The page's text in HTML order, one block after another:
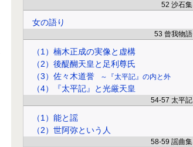
52 沙石集
女の語り
53 曾我物語
（1）楠木正成の実像と虚構
（2）後醍醐天皇と足利尊氏
（3）佐々木道誉
『太平記』の内と外
（4）『太平記』と光厳天皇
54-57 太平記
（1）能と謡
（2）世阿弥という人
58-59 謡曲集